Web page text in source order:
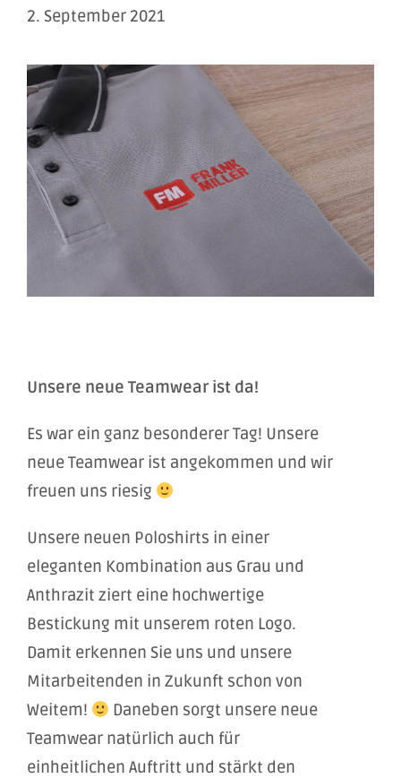
2. September 2021
Unsere neue Teamwear ist da!
Es war ein ganz besonderer Tag! Unsere
neue Teamwear ist angekommen und wir
freuen uns riesig
Unsere neuen Poloshirts in einer
eleganten Kombination aus Grau und
Anthrazit ziert eine hochwertige
Bestickung mit unserem roten Logo.
Damit erkennen Sie uns und unsere
Mitarbeitenden in Zukunft schon von
Weitem!
Daneben sorgt unsere neue
Teamwear natürlich auch für
einheitlichen Auftritt und stärkt den